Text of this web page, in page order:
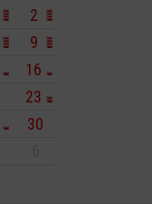
2
9
16
23
30